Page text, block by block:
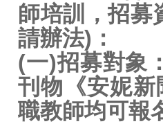
師培訓，招募
請辦法)：
(一)招募對象
刊物《安妮
職教師均可報